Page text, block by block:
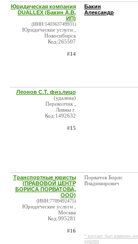
Юридическая компания
DUALLEX (Бакин А.В.
ИП)
(ИНН:540363749931)
Юридические услуги ,
Новосибирск
Код:265507
#14
Бакин
Александр
Леонов С.Т. физ.лицо
(удалена)
Перевозчик ,
Ливны г.
Код:1492632
#15
Транспортные юристы
(ПРАВОВОЙ ЦЕНТР
БОРИСА ПОРВАТОВА,
ООО)
(ИНН:7709492475)
Юридические услуги ,
Москва
Код:995281
#16
Порватов Борис
Владимирович
* контакт был изменен
удален